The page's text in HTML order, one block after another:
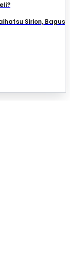
Sirion, Bagus